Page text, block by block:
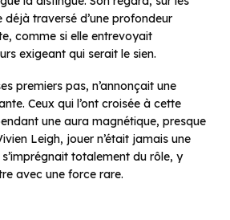
déjà traversé d’une profondeur
comme si elle entrevoyait
exigeant qui serait le sien.
premiers pas, n’annonçait une
Ceux qui l’ont croisée à cette
une aura magnétique, presque
Leigh, jouer n’était jamais une
totalement du rôle, y
avec une force rare.